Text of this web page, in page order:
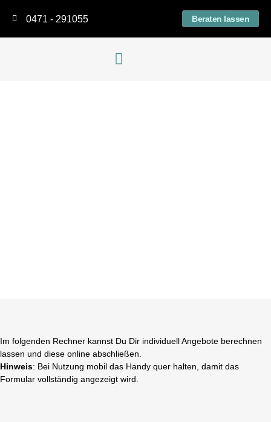
0471 - 291055 Beraten lassen
Im folgenden Rechner kannst Du Dir individuell Angebote berechnen
lassen und diese online abschließen.
Hinweis: Bei Nutzung mobil das Handy quer halten, damit das
Formular vollständig angezeigt wird.